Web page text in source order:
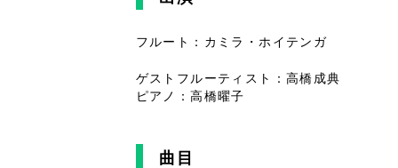
フルート：カミラ・ホイテンガ
ゲストフルーティスト：高橋成典
ピアノ：高橋曜子
曲目